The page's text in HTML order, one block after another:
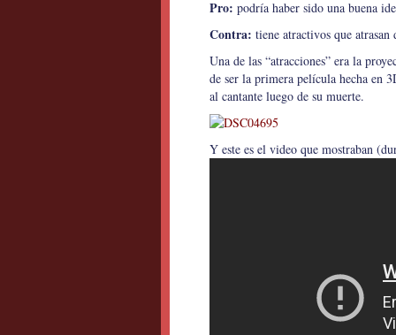
Pro: podría haber sido una buena
Contra: tiene atractivos que atrasan
Una de las “atracciones” era la
de ser la primera película hecha en
al cantante luego de su muerte.
Y este es el video que mostraban